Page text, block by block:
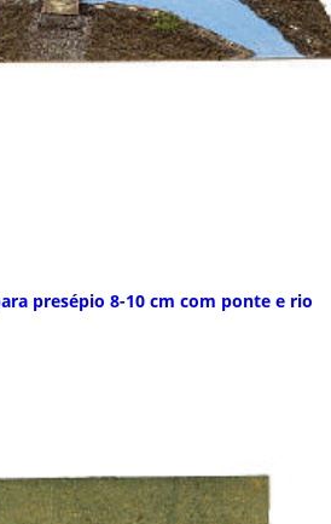
presépio 8-10 cm com ponte e rio